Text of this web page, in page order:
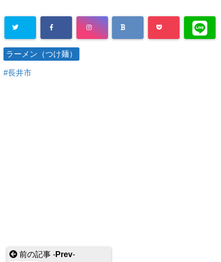
ラーメン（つけ麺）
長井市
前の記事 -Prev-